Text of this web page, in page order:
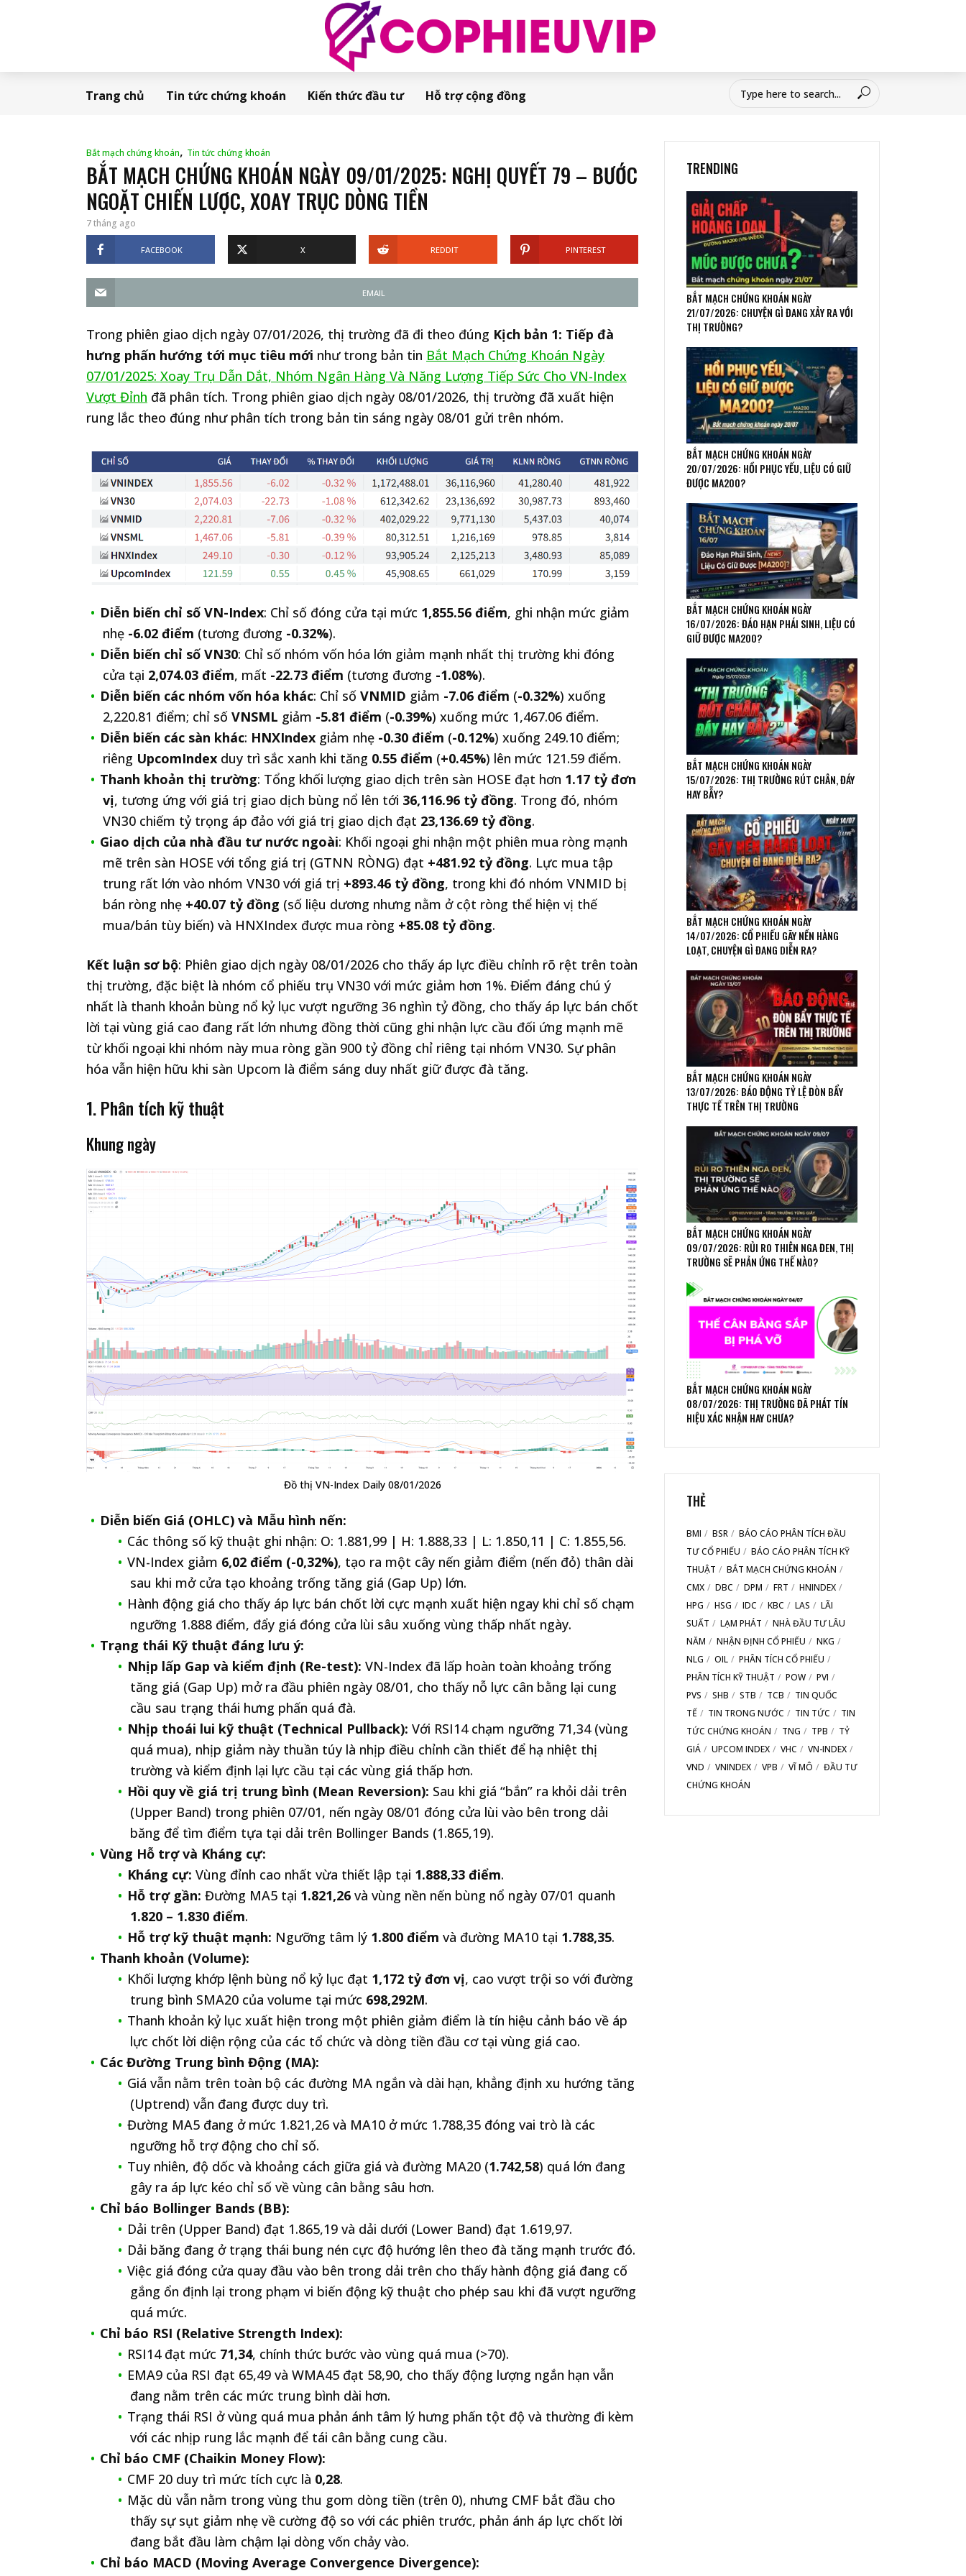
Trang chủ Tin tức chứng khoán Kiến thức đầu tư Hỗ trợ cộng đồng
Bắt mạch chứng khoán, Tin tức chứng khoán
BẮT MẠCH CHỨNG KHOÁN NGÀY 09/01/2025: NGHỊ QUYẾT 79 – BƯỚC
NGOẶT CHIẾN LƯỢC, XOAY TRỤC DÒNG TIỀN
7 tháng ago
FACEBOOK X REDDIT PINTEREST
EMAIL
Trong phiên giao dịch ngày 07/01/2026, thị trường đã đi theo đúng Kịch bản 1: Tiếp đà
hưng phấn hướng tới mục tiêu mới như trong bản tin Bắt Mạch Chứng Khoán Ngày
07/01/2025: Xoay Trụ Dẫn Dắt, Nhóm Ngân Hàng Và Năng Lượng Tiếp Sức Cho VN-Index
Vượt Đỉnh đã phân tích. Trong phiên giao dịch ngày 08/01/2026, thị trường đã xuất hiện
rung lắc theo đúng như phân tích trong bản tin sáng ngày 08/01 gửi trên nhóm.
Diễn biến chỉ số VN-Index: Chỉ số đóng cửa tại mức 1,855.56 điểm, ghi nhận mức giảm
nhẹ -6.02 điểm (tương đương -0.32%).
Diễn biến chỉ số VN30: Chỉ số nhóm vốn hóa lớn giảm mạnh nhất thị trường khi đóng
cửa tại 2,074.03 điểm, mất -22.73 điểm (tương đương -1.08%).
Diễn biến các nhóm vốn hóa khác: Chỉ số VNMID giảm -7.06 điểm (-0.32%) xuống
2,220.81 điểm; chỉ số VNSML giảm -5.81 điểm (-0.39%) xuống mức 1,467.06 điểm.
Diễn biến các sàn khác: HNXIndex giảm nhẹ -0.30 điểm (-0.12%) xuống 249.10 điểm;
riêng UpcomIndex duy trì sắc xanh khi tăng 0.55 điểm (+0.45%) lên mức 121.59 điểm.
Thanh khoản thị trường: Tổng khối lượng giao dịch trên sàn HOSE đạt hơn 1.17 tỷ đơn
vị, tương ứng với giá trị giao dịch bùng nổ lên tới 36,116.96 tỷ đồng. Trong đó, nhóm
VN30 chiếm tỷ trọng áp đảo với giá trị giao dịch đạt 23,136.69 tỷ đồng.
Giao dịch của nhà đầu tư nước ngoài: Khối ngoại ghi nhận một phiên mua ròng mạnh
mẽ trên sàn HOSE với tổng giá trị (GTNN RÒNG) đạt +481.92 tỷ đồng. Lực mua tập
trung rất lớn vào nhóm VN30 với giá trị +893.46 tỷ đồng, trong khi đó nhóm VNMID bị
bán ròng nhẹ +40.07 tỷ đồng (số liệu dương nhưng nằm ở cột ròng thể hiện vị thế
mua/bán tùy biến) và HNXIndex được mua ròng +85.08 tỷ đồng.
Kết luận sơ bộ: Phiên giao dịch ngày 08/01/2026 cho thấy áp lực điều chỉnh rõ rệt trên toàn
thị trường, đặc biệt là nhóm cổ phiếu trụ VN30 với mức giảm hơn 1%. Điểm đáng chú ý
nhất là thanh khoản bùng nổ kỷ lục vượt ngưỡng 36 nghìn tỷ đồng, cho thấy áp lực bán chốt
lời tại vùng giá cao đang rất lớn nhưng đồng thời cũng ghi nhận lực cầu đối ứng mạnh mẽ
từ khối ngoại khi nhóm này mua ròng gần 900 tỷ đồng chỉ riêng tại nhóm VN30. Sự phân
hóa vẫn hiện hữu khi sàn Upcom là điểm sáng duy nhất giữ được đà tăng.
1. Phân tích kỹ thuật
Khung ngày
Đồ thị VN-Index Daily 08/01/2026
Diễn biến Giá (OHLC) và Mẫu hình nến:
Các thông số kỹ thuật ghi nhận: O: 1.881,99 | H: 1.888,33 | L: 1.850,11 | C: 1.855,56.
VN-Index giảm 6,02 điểm (-0,32%), tạo ra một cây nến giảm điểm (nến đỏ) thân dài
sau khi mở cửa tạo khoảng trống tăng giá (Gap Up) lớn.
Hành động giá cho thấy áp lực bán chốt lời cực mạnh xuất hiện ngay khi chỉ số chạm
ngưỡng 1.888 điểm, đẩy giá đóng cửa lùi sâu xuống vùng thấp nhất ngày.
Trạng thái Kỹ thuật đáng lưu ý:
Nhịp lấp Gap và kiểm định (Re-test): VN-Index đã lấp hoàn toàn khoảng trống
tăng giá (Gap Up) mở ra đầu phiên ngày 08/01, cho thấy nỗ lực cân bằng lại cung
cầu sau trạng thái hưng phấn quá đà.
Nhịp thoái lui kỹ thuật (Technical Pullback): Với RSI14 chạm ngưỡng 71,34 (vùng
quá mua), nhịp giảm này thuần túy là nhịp điều chỉnh cần thiết để hạ nhiệt thị
trường và kiểm định lại lực cầu tại các vùng giá thấp hơn.
Hồi quy về giá trị trung bình (Mean Reversion): Sau khi giá “bắn” ra khỏi dải trên
(Upper Band) trong phiên 07/01, nến ngày 08/01 đóng cửa lùi vào bên trong dải
băng để tìm điểm tựa tại dải trên Bollinger Bands (1.865,19).
Vùng Hỗ trợ và Kháng cự:
Kháng cự: Vùng đỉnh cao nhất vừa thiết lập tại 1.888,33 điểm.
Hỗ trợ gần: Đường MA5 tại 1.821,26 và vùng nền nến bùng nổ ngày 07/01 quanh
1.820 – 1.830 điểm.
Hỗ trợ kỹ thuật mạnh: Ngưỡng tâm lý 1.800 điểm và đường MA10 tại 1.788,35.
Thanh khoản (Volume):
Khối lượng khớp lệnh bùng nổ kỷ lục đạt 1,172 tỷ đơn vị, cao vượt trội so với đường
trung bình SMA20 của volume tại mức 698,292M.
Thanh khoản kỷ lục xuất hiện trong một phiên giảm điểm là tín hiệu cảnh báo về áp
lực chốt lời diện rộng của các tổ chức và dòng tiền đầu cơ tại vùng giá cao.
Các Đường Trung bình Động (MA):
Giá vẫn nằm trên toàn bộ các đường MA ngắn và dài hạn, khẳng định xu hướng tăng
(Uptrend) vẫn đang được duy trì.
Đường MA5 đang ở mức 1.821,26 và MA10 ở mức 1.788,35 đóng vai trò là các
ngưỡng hỗ trợ động cho chỉ số.
Tuy nhiên, độ dốc và khoảng cách giữa giá và đường MA20 (1.742,58) quá lớn đang
gây ra áp lực kéo chỉ số về vùng cân bằng sâu hơn.
Chỉ báo Bollinger Bands (BB):
Dải trên (Upper Band) đạt 1.865,19 và dải dưới (Lower Band) đạt 1.619,97.
Dải băng đang ở trạng thái bung nén cực độ hướng lên theo đà tăng mạnh trước đó.
Việc giá đóng cửa quay đầu vào bên trong dải trên cho thấy hành động giá đang cố
gắng ổn định lại trong phạm vi biến động kỹ thuật cho phép sau khi đã vượt ngưỡng
quá mức.
Chỉ báo RSI (Relative Strength Index):
RSI14 đạt mức 71,34, chính thức bước vào vùng quá mua (>70).
EMA9 của RSI đạt 65,49 và WMA45 đạt 58,90, cho thấy động lượng ngắn hạn vẫn
đang nằm trên các mức trung bình dài hơn.
Trạng thái RSI ở vùng quá mua phản ánh tâm lý hưng phấn tột độ và thường đi kèm
với các nhịp rung lắc mạnh để tái cân bằng cung cầu.
Chỉ báo CMF (Chaikin Money Flow):
CMF 20 duy trì mức tích cực là 0,28.
Mặc dù vẫn nằm trong vùng thu gom dòng tiền (trên 0), nhưng CMF bắt đầu cho
thấy sự sụt giảm nhẹ về cường độ so với các phiên trước, phản ánh áp lực chốt lời
đang bắt đầu làm chậm lại dòng vốn chảy vào.
Chỉ báo MACD (Moving Average Convergence Divergence):
TRENDING
BẮT MẠCH CHỨNG KHOÁN NGÀY
21/07/2026: CHUYỆN GÌ ĐANG XẢY RA VỚI
THỊ TRƯỜNG?
BẮT MẠCH CHỨNG KHOÁN NGÀY
20/07/2026: HỒI PHỤC YẾU, LIỆU CÓ GIỮ
ĐƯỢC MA200?
BẮT MẠCH CHỨNG KHOÁN NGÀY
16/07/2026: ĐÁO HẠN PHÁI SINH, LIỆU CÓ
GIỮ ĐƯỢC MA200?
BẮT MẠCH CHỨNG KHOÁN NGÀY
15/07/2026: THỊ TRƯỜNG RÚT CHÂN, ĐÁY
HAY BẪY?
BẮT MẠCH CHỨNG KHOÁN NGÀY
14/07/2026: CỔ PHIẾU GÃY NỀN HÀNG
LOẠT, CHUYỆN GÌ ĐANG DIỄN RA?
BẮT MẠCH CHỨNG KHOÁN NGÀY
13/07/2026: BÁO ĐỘNG TỶ LỆ ĐÒN BẨY
THỰC TẾ TRÊN THỊ TRƯỜNG
BẮT MẠCH CHỨNG KHOÁN NGÀY
09/07/2026: RỦI RO THIÊN NGA ĐEN, THỊ
TRƯỜNG SẼ PHẢN ỨNG THẾ NÀO?
BẮT MẠCH CHỨNG KHOÁN NGÀY
08/07/2026: THỊ TRƯỜNG ĐÃ PHÁT TÍN
HIỆU XÁC NHẬN HAY CHƯA?
THẺ
BMI BSR
BÁO CÁO PHÂN TÍCH ĐẦU
TƯ CỔ PHIẾU
BÁO CÁO PHÂN TÍCH KỸ
THUẬT
BẮT MẠCH CHỨNG KHOÁN
CMX
DBC DPM FRT
HNINDEX
HPG
HSG IDC KBC LAS
LÃI
SUẤT
LẠM PHÁT
NHÀ ĐẦU TƯ LÂU
NĂM
NHẬN ĐỊNH CỔ PHIẾU
NKG
NLG
OIL
PHÂN TÍCH CỔ PHIẾU
PHÂN TÍCH KỸ THUẬT
POW
PVI
PVS
SHB STB TCB
TIN QUỐC
TẾ
TIN TRONG NƯỚC TIN TỨC
TIN
TỨC CHỨNG KHOÁN
TNG TPB
TỶ
GIÁ
UPCOM INDEX VHC
VN-INDEX
VND
VNINDEX VPB VĨ MÔ
ĐẦU TƯ
CHỨNG KHOÁN